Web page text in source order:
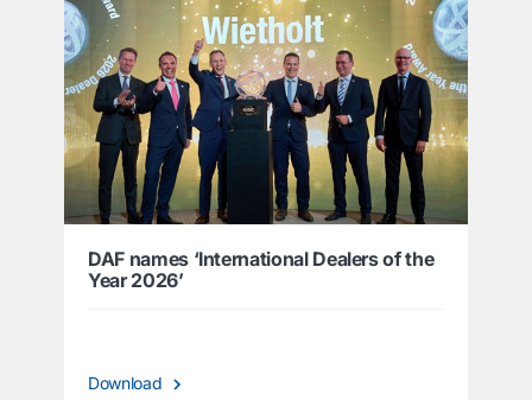
DAF names ‘International Dealers of the
Year 2026’
Download